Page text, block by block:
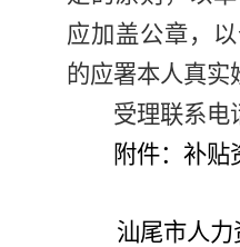
应加盖公章，
的应署本人真实
受理联系电
附件：补贴
汕尾市人